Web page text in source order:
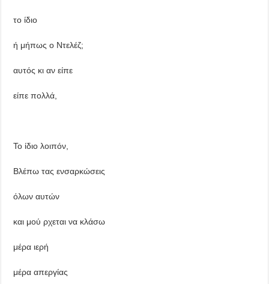
το ίδιο
ή μήπως ο Ντελέζ;
αυτός κι αν είπε
είπε πολλά,
Το ίδιο λοιπόν,
Βλέπω τας ενσαρκώσεις
όλων αυτών
και μού ρχεται να κλάσω
μέρα ιερή
μέρα απεργίας